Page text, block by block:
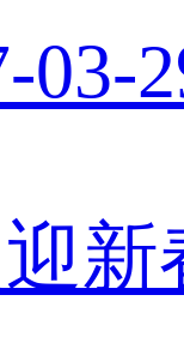
03-
迎